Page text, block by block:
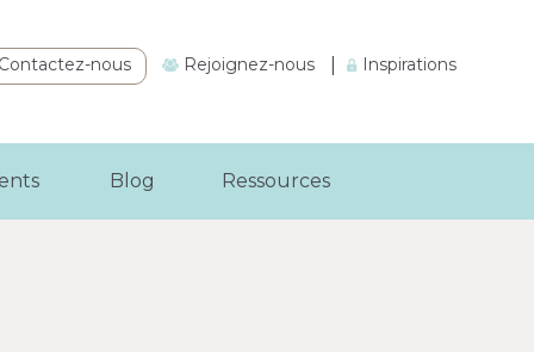
Contactez-nous Rejoignez-nous Inspirations
Blog Ressources